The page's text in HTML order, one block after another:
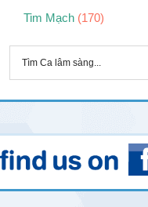
Tim Mạch (170)